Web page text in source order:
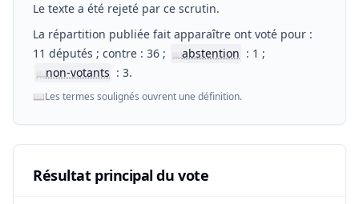
Le texte a été rejeté par ce scrutin.
La répartition publiée fait apparaître ont voté pour :
11 députés ; contre : 36 ;
📖abstention : 1 ;
📖non-votants : 3.
📖Les termes soulignés ouvrent une définition.
Résultat principal du vote